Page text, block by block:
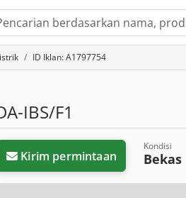
ID Iklan: A1797754
IBS/F1
Kirim permintaan
Kondisi
Bekas